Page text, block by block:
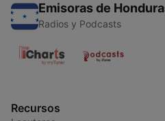
Emisoras de
Radios y Podcasts
Recursos